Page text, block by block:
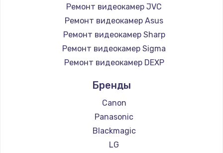
1320 руб.
Заказать
Чистка от пыли
990 руб.
Заказать
Замена жесткого диска
875 руб.
Заказать
Ремонт видеокамер JVC
Ремонт видеокамер Asus
Ремонт видеокамер Sharp
Ремонт видеокамер Sigma
Ремонт видеокамер DEXP
Бренды
Canon
Panasonic
Blackmagic
LG